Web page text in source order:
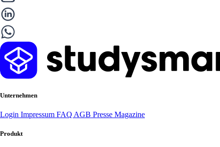
Unternehmen
Login Impressum FAQ AGB Presse Magazine
Produkt